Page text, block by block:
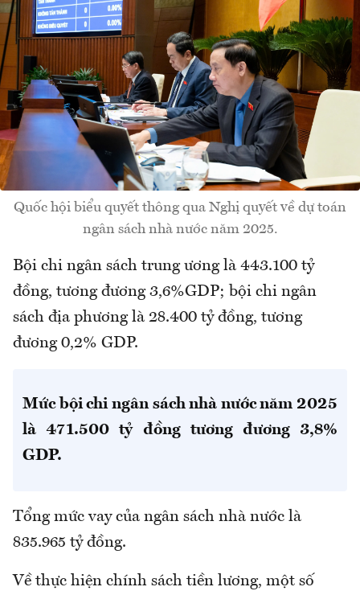
Quốc hội biểu quyết thông qua Nghị quyết về dự toán
ngân sách nhà nước năm 2025.
Bội chi ngân sách trung ương là 443.100 tỷ
đồng, tương đương 3,6%GDP; bội chi ngân
sách địa phương là 28.400 tỷ đồng, tương
đương 0,2% GDP.
Mức bội chi ngân sách nhà nước năm 2025
là 471.500 tỷ đồng tương đương 3,8%
GDP.
Tổng mức vay của ngân sách nhà nước là
835.965 tỷ đồng.
Về thực hiện chính sách tiền lương, một số